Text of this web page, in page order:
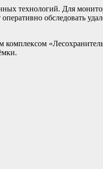
технологий. Для
обследовать